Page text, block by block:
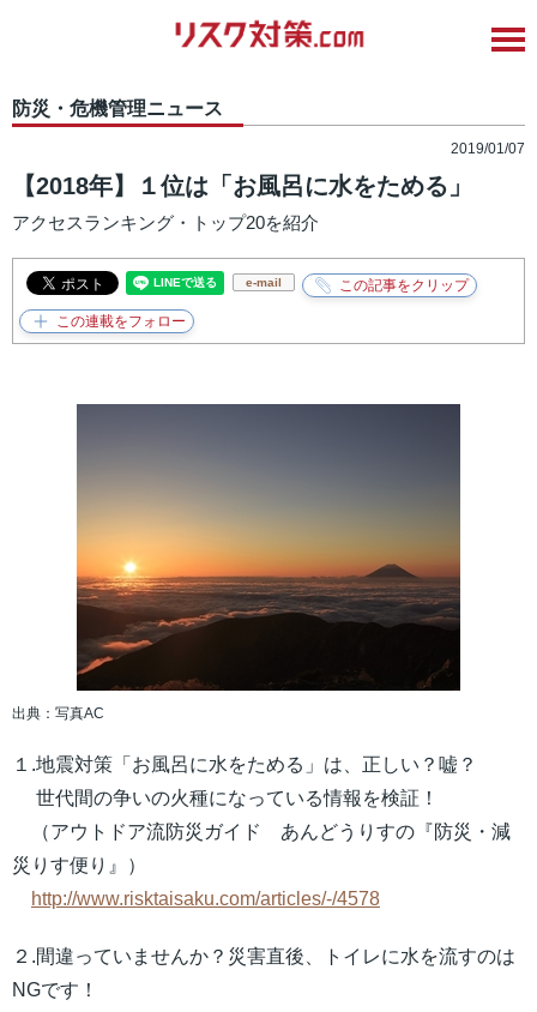
防災・危機管理ニュース
2019/01/07
【2018年】１位は「お風呂に水をためる」
アクセスランキング・トップ20を紹介
e-mail
出典：写真AC
１.地震対策「お風呂に水をためる」は、正しい？嘘？
世代間の争いの火種になっている情報を検証！
（アウトドア流防災ガイド あんどうりすの『防災・減
災りす便り』）
http://www.risktaisaku.com/articles/-/4578
２.間違っていませんか？災害直後、トイレに水を流すのは
NGです！